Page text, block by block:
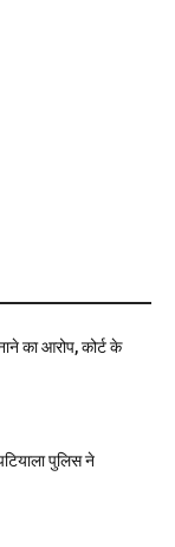
का आरोप, कोर्ट के
पुलिस ने